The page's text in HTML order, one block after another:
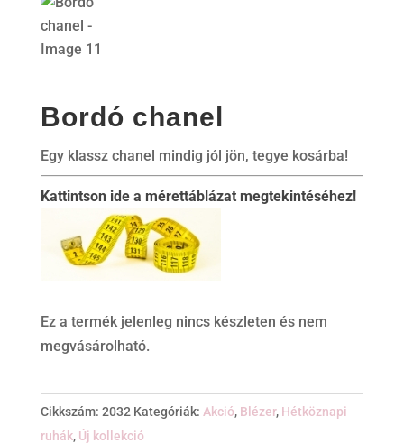
Bordó chanel
Egy klassz chanel mindig jól jön, tegye kosárba!
Kattintson ide a mérettáblázat megtekintéséhez!
Ez a termék jelenleg nincs készleten és nem
megvásárolható.
Cikkszám: 2032 Kategóriák: Akció, Blézer, Hétköznapi
ruhák, Új kollekció